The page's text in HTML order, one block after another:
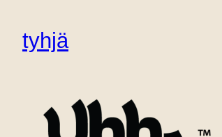
tyhjä
Tarinat
Erittäin maukkaiden
Etsitkö kulinaarista